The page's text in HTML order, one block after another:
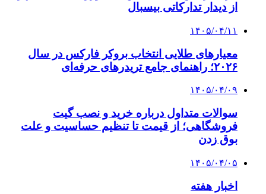
از دیدار تدارکاتی بیسبال
۱۴۰۵/۰۴/۱۱
معیارهای طلایی انتخاب بروکر فارکس در سال
۲۰۲۶؛ راهنمای جامع تریدرهای حرفه‌ای
۱۴۰۵/۰۴/۰۹
سوالات متداول درباره خرید و نصب گیت
فروشگاهی؛ از قیمت تا تنظیم حساسیت و علت
بوق زدن
۱۴۰۵/۰۴/۰۵
اخبار هفته